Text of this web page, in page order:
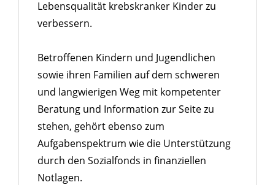
Lebensqualität krebskranker Kinder zu
verbessern.
Betroffenen Kindern und Jugendlichen
sowie ihren Familien auf dem schweren
und langwierigen Weg mit kompetenter
Beratung und Information zur Seite zu
stehen, gehört ebenso zum
Aufgabenspektrum wie die Unterstützung
durch den Sozialfonds in finanziellen
Notlagen.